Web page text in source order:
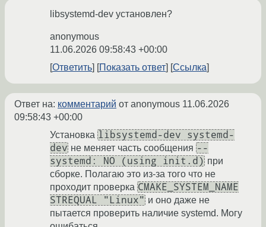
libsystemd-dev установлен?
anonymous
11.06.2026 09:58:43 +00:00
Ответить
Показать ответ Ссылка
Ответ на: комментарий от anonymous 11.06.2026
09:58:43 +00:00
Установка libsystemd-dev systemd-
dev не меняет часть сообщения --
systemd: NO (using init.d) при
сборке. Полагаю это из-за того что не
проходит проверка CMAKE_SYSTEM_NAME
STREQUAL "Linux" и оно даже не
пытается проверить наличие systemd. Могу